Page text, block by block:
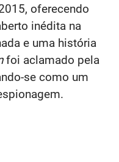
oferecendo
inédita na
e uma história
foi aclamado pela
se como um